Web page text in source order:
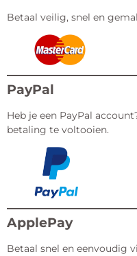
Betaal veilig, snel en
PayPal
Heb je een PayPal
betaling te voltooien.
ApplePay
Betaal snel en eenvoudig